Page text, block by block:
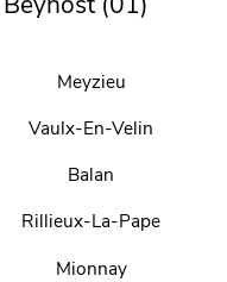
Meyzieu
Vaulx-En-Velin
Balan
Rillieux-La-Pape
Mionnay